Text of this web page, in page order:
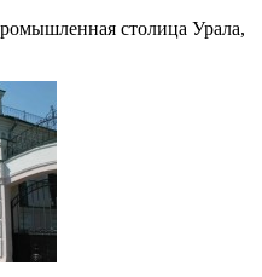
столица Урала,